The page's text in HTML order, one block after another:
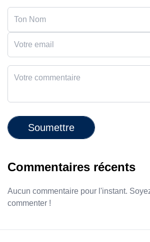
Soumettre
Commentaires récents
Aucun commentaire pour l'instant.
commenter !